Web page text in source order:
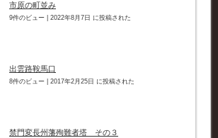
市原の町並み
9件のビュー 2022年8月7日 に投稿された
出雲路鞍馬口
8件のビュー 2017年2月25日 に投稿された
禁門変長州藩殉難者塔 その３